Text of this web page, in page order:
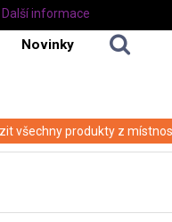
Novinky
všechny produkty z
Další informace